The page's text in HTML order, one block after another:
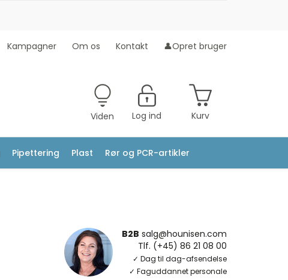
Kampagner Om os Kontakt 👤Opret bruger
Viden Log ind Kurv
Pipettering Plast Rør og PCR-artikler
B2B salg@hounisen.com
Tlf. (+45) 86 21 08 00
✓ Dag til dag-afsendelse
✓ Faguddannet personale